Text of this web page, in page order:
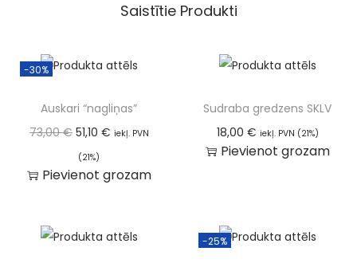
Saistītie Produkti
-30%
Auskari “nagliņas”
73,00€ 51,10 € iekļ. PVN
(21%)
Pievienot grozam
Sudraba gredzens SKLV
18,00 € iekļ. PVN (21%)
Pievienot grozam
-25%